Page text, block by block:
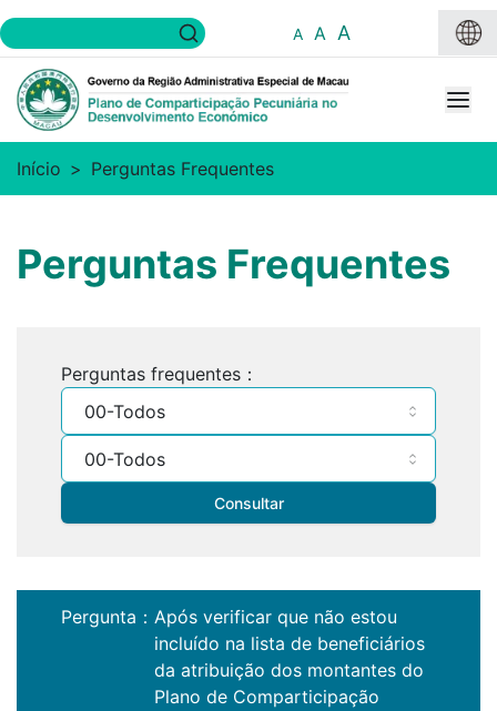
A A A
Início Perguntas Frequentes
Perguntas Frequentes
Perguntas frequentes ：
00-Todos
00-Todos
Consultar
Pergunta ： Após verificar que não estou
incluído na lista de beneficiários
da atribuição dos montantes do
Plano de Comparticipação